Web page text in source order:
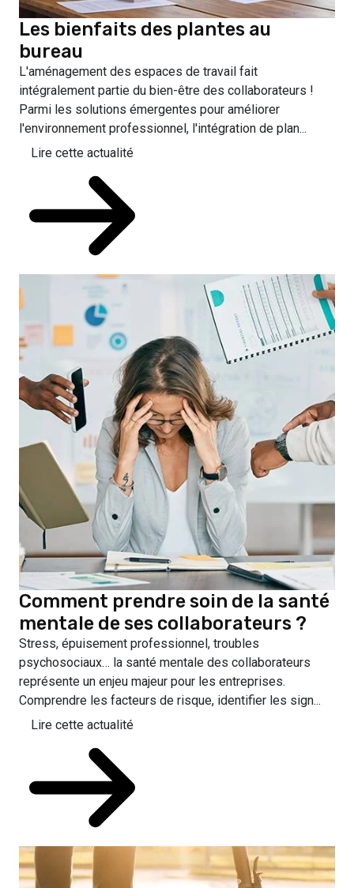
Les bienfaits des plantes au
bureau
L'aménagement des espaces de travail fait
intégralement partie du bien-être des collaborateurs !
Parmi les solutions émergentes pour améliorer
l'environnement professionnel, l'intégration de plan...
Lire cette actualité
Comment prendre soin de la santé
mentale de ses collaborateurs ?
Stress, épuisement professionnel, troubles
psychosociaux… la santé mentale des collaborateurs
représente un enjeu majeur pour les entreprises.
Comprendre les facteurs de risque, identifier les sign...
Lire cette actualité